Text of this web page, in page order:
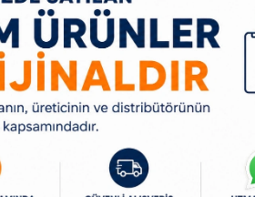
Benzer Ürünler